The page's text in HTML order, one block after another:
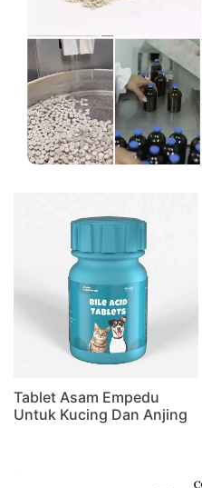
Tablet Asam Empedu
Untuk Kucing Dan Anjing